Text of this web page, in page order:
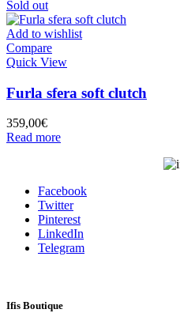
Sold out
Add to wishlist
Compare
Quick View
Furla sfera soft clutch
359,00€
Read more
Facebook
Twitter
Pinterest
LinkedIn
Telegram
Ifis Boutique